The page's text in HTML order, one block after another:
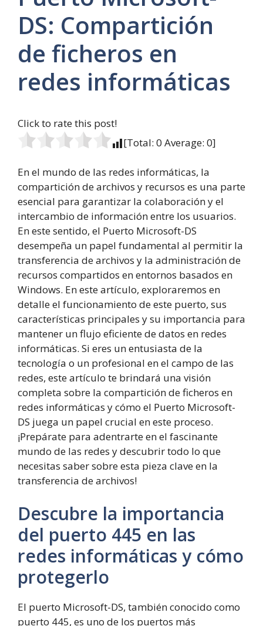
DS: Compartición
de ficheros en
redes informáticas
Click to rate this post!
[Total: 0 Average: 0]
En el mundo de las redes informáticas, la
compartición de archivos y recursos es una parte
esencial para garantizar la colaboración y el
intercambio de información entre los usuarios.
En este sentido, el Puerto Microsoft-DS
desempeña un papel fundamental al permitir la
transferencia de archivos y la administración de
recursos compartidos en entornos basados en
Windows. En este artículo, exploraremos en
detalle el funcionamiento de este puerto, sus
características principales y su importancia para
mantener un flujo eficiente de datos en redes
informáticas. Si eres un entusiasta de la
tecnología o un profesional en el campo de las
redes, este artículo te brindará una visión
completa sobre la compartición de ficheros en
redes informáticas y cómo el Puerto Microsoft-
DS juega un papel crucial en este proceso.
¡Prepárate para adentrarte en el fascinante
mundo de las redes y descubrir todo lo que
necesitas saber sobre esta pieza clave en la
transferencia de archivos!
Descubre la importancia
del puerto 445 en las
redes informáticas y cómo
protegerlo
El puerto Microsoft-DS, también conocido como
puerto 445, es uno de los puertos más